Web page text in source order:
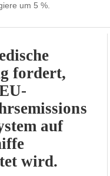
um 5 %.
fordert,
auf
wird.